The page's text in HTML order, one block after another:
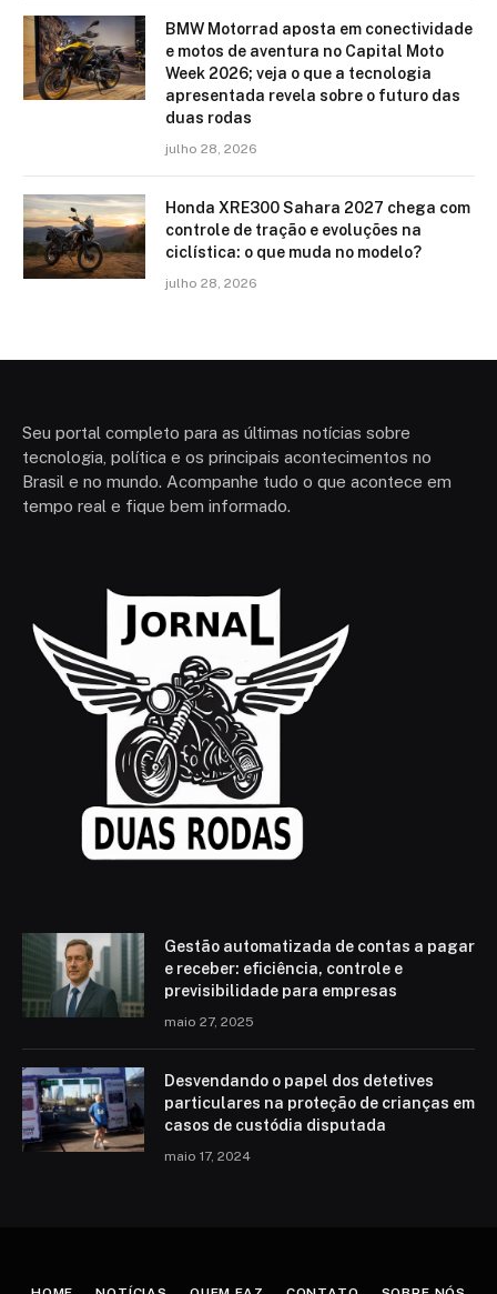
BMW Motorrad aposta em conectividade
e motos de aventura no Capital Moto
Week 2026; veja o que a tecnologia
apresentada revela sobre o futuro das
duas rodas
julho 28, 2026
Honda XRE300 Sahara 2027 chega com
controle de tração e evoluções na
ciclística: o que muda no modelo?
julho 28, 2026
Seu portal completo para as últimas notícias sobre
tecnologia, política e os principais acontecimentos no
Brasil e no mundo. Acompanhe tudo o que acontece em
tempo real e fique bem informado.
Gestão automatizada de contas a pagar
e receber: eficiência, controle e
previsibilidade para empresas
maio 27, 2025
Desvendando o papel dos detetives
particulares na proteção de crianças em
casos de custódia disputada
maio 17, 2024